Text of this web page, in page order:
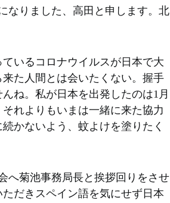
なりました、高田と申します。北
いるコロナウイルスが日本で大
た人間とは会いたくない。握手
ね。私が日本を出発したのは1月
れよりもいまは一緒に来た協力
かないよう、蚊よけを塗りたく
へ菊池事務局長と挨拶回りをさせ
だきスペイン語を気にせず日本